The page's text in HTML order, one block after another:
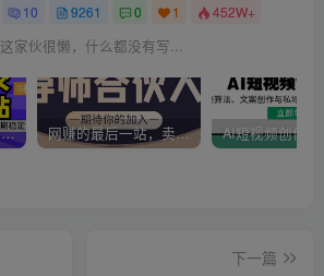
10 9261 0 1 452W+
这家伙很懒，什么都没有写...
【全自动成交虚拟资源站】站长唯一陪跑项目！月入10W+~长期稳定~ 网赚的最后一站，卖项目！做网赚顶级猎食者~
下一篇